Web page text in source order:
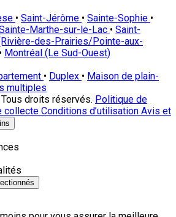
• Saint-Jérôme • Sainte-Sophie •
Marthe-sur-le-Lac • Saint-
des-Prairies/Pointe-aux-
• Montréal (Le Sud-Ouest)
• Duplex • Maison de plain-
multiples
Tous droits réservés. Politique de
collecte Conditions d’utilisation Avis et